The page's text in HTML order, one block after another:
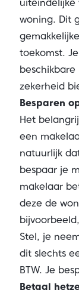
uiteindelijke
woning. Dit
toekomst.
zekerheid
Besparen
Het
een
natuurlijk
bespaar je
makelaar
deze de
Stel, je
dit slechts
BTW. Je
Betaal